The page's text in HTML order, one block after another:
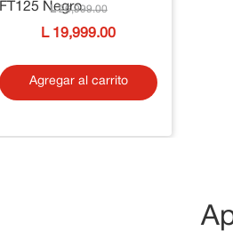
FT125 Negro
26,999.00
19,999.00
Agregar al carrito